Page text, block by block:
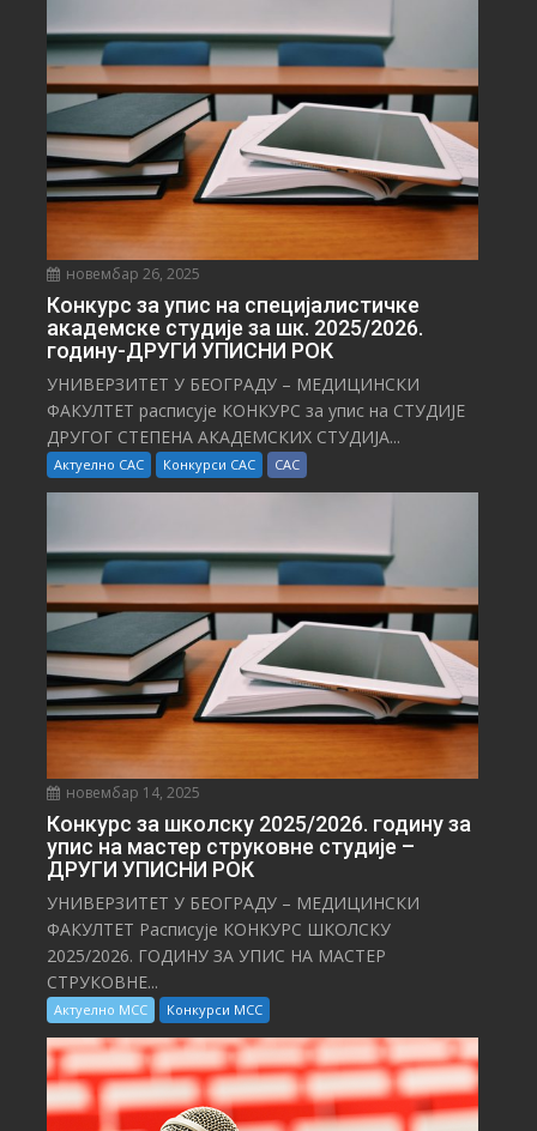
новембар 26, 2025
Конкурс за упис на специјалистичке
академске студије за шк. 2025/2026.
годину-ДРУГИ УПИСНИ РОК
УНИВЕРЗИТЕТ У БЕОГРАДУ – МЕДИЦИНСКИ
ФАКУЛТЕТ расписује КОНКУРС за упис на СТУДИЈЕ
ДРУГОГ СТЕПЕНА АКАДЕМСКИХ СТУДИЈА...
Актуелно САС Конкурси САС САС
новембар 14, 2025
Конкурс за школску 2025/⁠2026. годину за
упис на мастер струковне студије –
ДРУГИ УПИСНИ РОК
УНИВЕРЗИТЕТ У БЕОГРАДУ – МЕДИЦИНСКИ
ФАКУЛТЕТ Расписује КОНКУРС ШКОЛСКУ
2025/⁠2026. ГОДИНУ ЗА УПИС НА МАСТЕР
СТРУКОВНЕ...
Актуелно МСС Конкурси МСС